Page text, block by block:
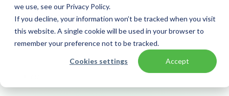
we use, see our Privacy Policy.
If you decline, your information won’t be tracked when you visit
this website. A single cookie will be used in your browser to
remember your preference not to be tracked.
Cookies settings Accept
Home Blogs De toekomst van hybride cloud